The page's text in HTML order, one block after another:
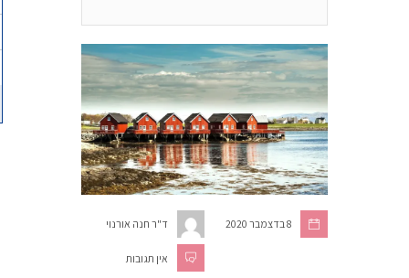
ד"ר חנה אורנוי 8 בדצמבר 2020
אין תגובות